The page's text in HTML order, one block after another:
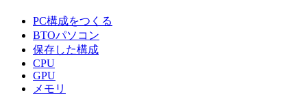
PC構成をつくる
BTOパソコン
保存した構成
CPU
GPU
メモリ